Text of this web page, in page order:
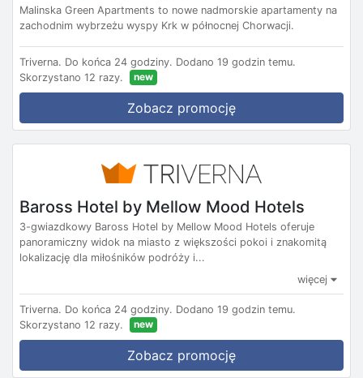
Malinska Green Apartments to nowe nadmorskie apartamenty na
zachodnim wybrzeżu wyspy Krk w północnej Chorwacji.
Triverna. Do końca 24 godziny. Dodano 19 godzin temu.
Skorzystano 12 razy.
new
Zobacz promocję
Baross Hotel by Mellow Mood Hotels
3-gwiazdkowy Baross Hotel by Mellow Mood Hotels oferuje
panoramiczny widok na miasto z większości pokoi i znakomitą
lokalizację dla miłośników podróży i...
więcej
Triverna. Do końca 24 godziny. Dodano 19 godzin temu.
Skorzystano 12 razy.
new
Zobacz promocję